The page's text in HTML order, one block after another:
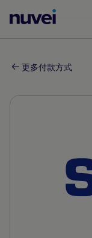
主
更多付款方式